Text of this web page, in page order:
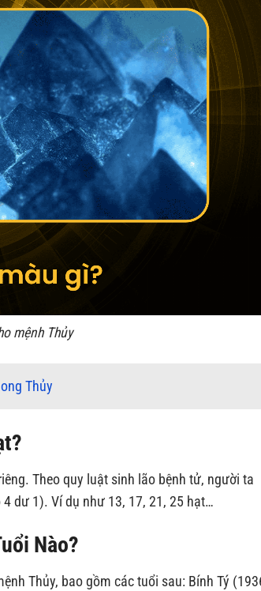
mệnh Thủy
Thủy
Theo quy luật sinh lão bệnh tử, người ta
dư 1). Ví dụ như 13, 17, 21, 25 hạt…
Nào?
Thủy, bao gồm các tuổi sau: Bính Tý